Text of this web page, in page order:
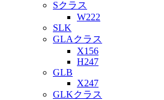
Sクラス
W222
SLK
GLAクラス
X156
H247
GLB
X247
GLKクラス